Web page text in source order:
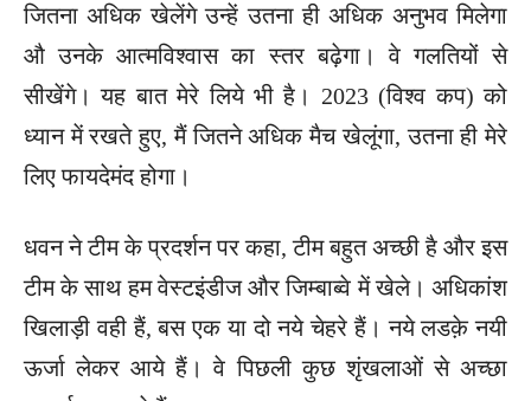
जितना अधिक खेलेंगे उन्हें उतना ही अधिक अनुभव मिलेगा
औ उनके आत्मविश्वास का स्तर बढ़ेगा। वे गलतियों से
सीखेंगे। यह बात मेरे लिये भी है। 2023 (विश्व कप) को
ध्यान में रखते हुए, मैं जितने अधिक मैच खेलूंगा, उतना ही मेरे
लिए फायदेमंद होगा।
धवन ने टीम के प्रदर्शन पर कहा, टीम बहुत अच्छी है और इस
टीम के साथ हम वेस्टइंडीज और जिम्बाब्वे में खेले। अधिकांश
खिलाड़ी वही हैं, बस एक या दो नये चेहरे हैं। नये लडक़े नयी
ऊर्जा लेकर आये हैं। वे पिछली कुछ शृंखलाओं से अच्छा